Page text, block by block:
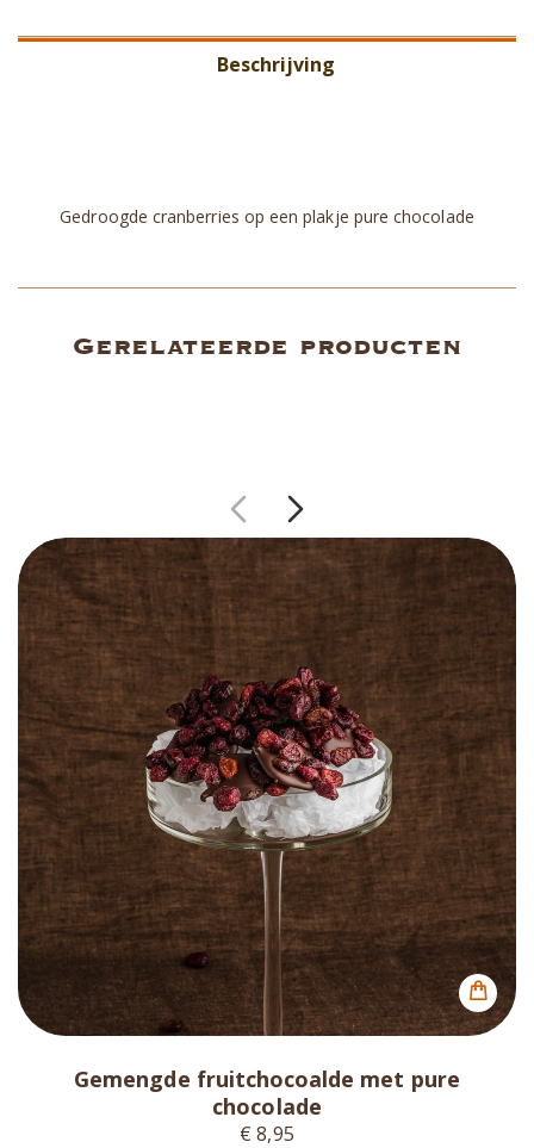
Twitter
Facebook
Pinterest
LinkedIn
Beschrijving
Gedroogde cranberries op een plakje pure chocolade
Gerelateerde producten
Gemengde fruitchocoalde met pure
chocolade
€ 8,95